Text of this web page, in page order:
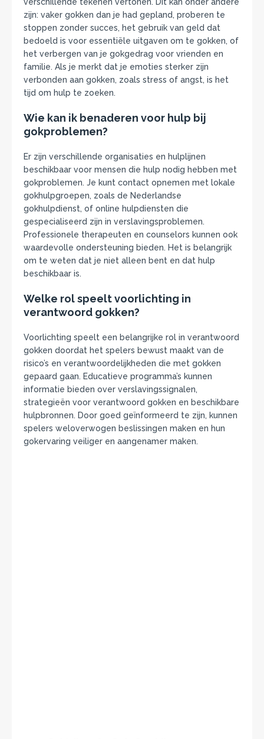
zijn: vaker gokken dan je had gepland, proberen te
stoppen zonder succes, het gebruik van geld dat
bedoeld is voor essentiële uitgaven om te gokken, of
het verbergen van je gokgedrag voor vrienden en
familie. Als je merkt dat je emoties sterker zijn
verbonden aan gokken, zoals stress of angst, is het
tijd om hulp te zoeken.
Wie kan ik benaderen voor hulp bij
gokproblemen?
Er zijn verschillende organisaties en hulplijnen
beschikbaar voor mensen die hulp nodig hebben met
gokproblemen. Je kunt contact opnemen met lokale
gokhulpgroepen, zoals de Nederlandse
gokhulpdienst, of online hulpdiensten die
gespecialiseerd zijn in verslavingsproblemen.
Professionele therapeuten en counselors kunnen ook
waardevolle ondersteuning bieden. Het is belangrijk
om te weten dat je niet alleen bent en dat hulp
beschikbaar is.
Welke rol speelt voorlichting in
verantwoord gokken?
Voorlichting speelt een belangrijke rol in verantwoord
gokken doordat het spelers bewust maakt van de
risico’s en verantwoordelijkheden die met gokken
gepaard gaan. Educatieve programma’s kunnen
informatie bieden over verslavingssignalen,
strategieën voor verantwoord gokken en beschikbare
hulpbronnen. Door goed geïnformeerd te zijn, kunnen
spelers weloverwogen beslissingen maken en hun
gokervaring veiliger en aangenamer maken.